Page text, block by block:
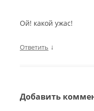
Ой! какой ужас!
Ответить ↓
Добавить